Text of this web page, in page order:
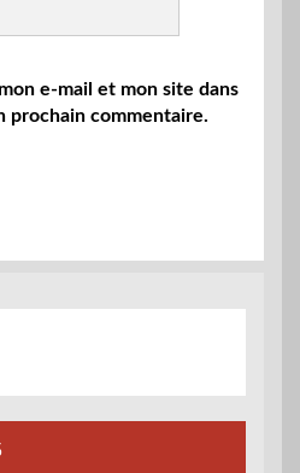
e-mail et mon site dans
prochain commentaire.